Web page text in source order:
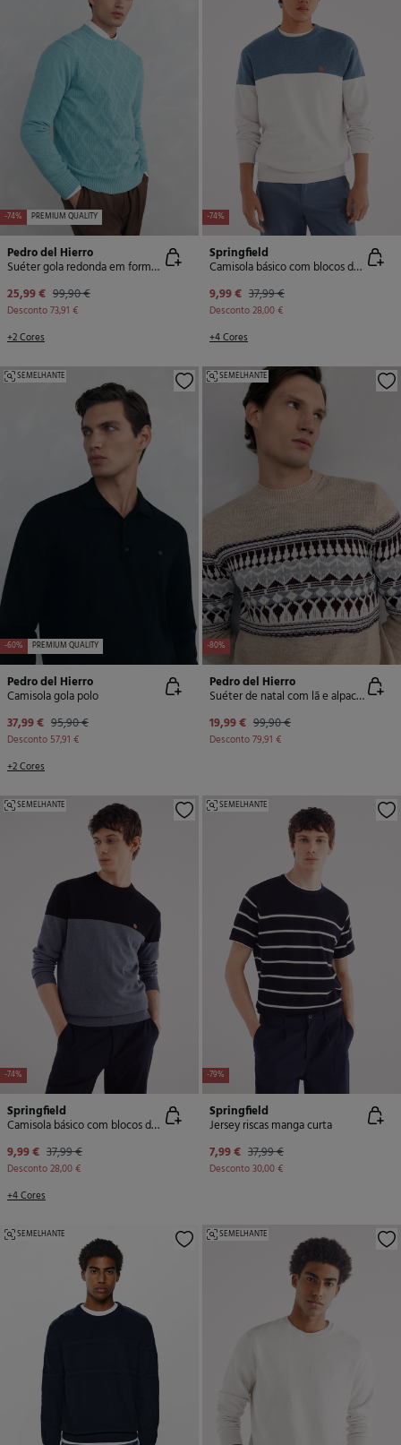
-74% PREMIUM QUALITY
Pedro del Hierro
Suéter gola redonda em formato de diamante
25,99 € 99,90 €
Desconto73,91 €
+2 Cores
-74%
Springfield
Camisola básico com blocos de cores
9,99 € 37,99 €
Desconto28,00 €
+4 Cores
-60% PREMIUM QUALITY
SEMELHANTE
Pedro del Hierro
Camisola gola polo
37,99 € 95,90 €
Desconto 57,91 €
+2 Cores
-80%
SEMELHANTE
Pedro del Hierro
Suéter de natal com lã e alpaca, gola caixa
19,99 € 99,90 €
Desconto79,91 €
-74%
SEMELHANTE
Springfield
Camisola básico com blocos de cores
9,99 € 37,99 €
Desconto28,00 €
+4 Cores
-79%
SEMELHANTE
Springfield
Jersey riscas manga curta
7,99 € 37,99 €
Desconto30,00 €
SEMELHANTE SEMELHANTE